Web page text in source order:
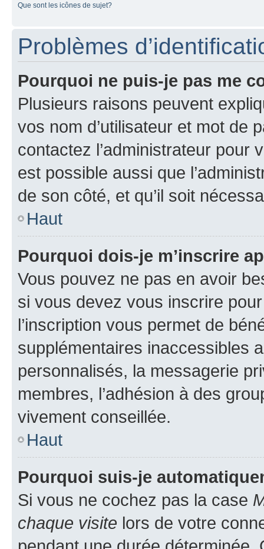
Que sont les icônes de sujet?
Problèmes
Pourquoi ne puis-je pas me
Plusieurs raisons peuvent
vos nom d’utilisateur et mot de
contactez l’administrateur pour
est possible aussi que
de son côté, et qu’il soit
Haut
Pourquoi dois-je m’inscrire
Vous pouvez ne pas en avoir
si vous devez vous inscrire
l’inscription vous permet de
supplémentaires inaccessibles
personnalisés, la messagerie
membres, l’adhésion à des
vivement conseillée.
Haut
Pourquoi suis-je
Si vous ne cochez pas la case
chaque visite lors de votre